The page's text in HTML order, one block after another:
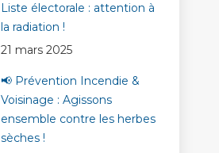
Liste électorale : attention à
la radiation !
21 mars 2025
📢 Prévention Incendie &
Voisinage : Agissons
ensemble contre les herbes
sèches !